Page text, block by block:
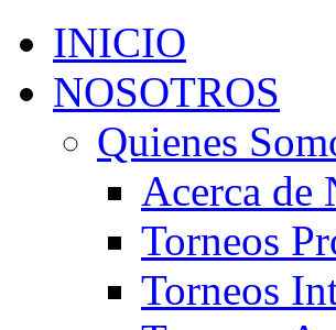
INICIO
NOSOTROS
Quienes
Acerca de
Torneos
Torneos